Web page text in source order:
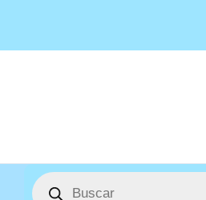
contenido
Búsqueda
de
productos